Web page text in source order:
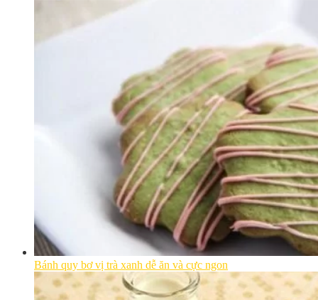
Bánh quy bơ vị trà xanh dễ ăn và cực ngon